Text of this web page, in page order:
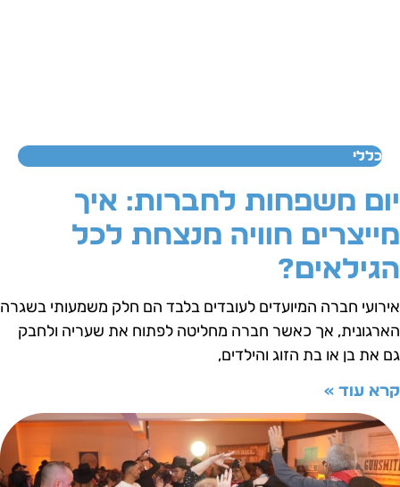
כללי
משפחות לחברות: איך
חוויה מנצחת לכל
חברה המיועדים לעובדים בלבד הם חלק משמעותי בשגרה
אך כאשר חברה מחליטה לפתוח את שעריה ולחבק
את בן או בת הזוג והילדים,
עוד »